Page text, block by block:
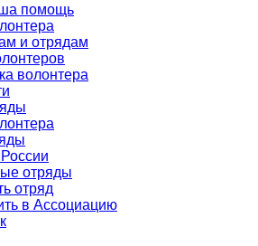
помощь
и отрядам
волонтера
отряды
отряд
в Ассоциацию